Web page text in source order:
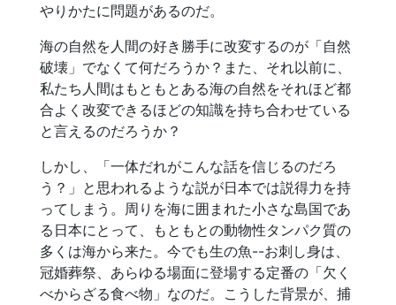
やりかたに問題があるのだ。
海の自然を人間の好き勝手に改変するのが「自然
破壊」でなくて何だろうか？また、それ以前に、
私たち人間はもともとある海の自然をそれほど都
合よく改変できるほどの知識を持ち合わせている
と言えるのだろうか？
しかし、「一体だれがこんな話を信じるのだろ
う？」と思われるような説が日本では説得力を持
ってしまう。周りを海に囲まれた小さな島国であ
る日本にとって、もともとの動物性タンパク質の
多くは海から来た。今でも生の魚--お刺し身は、
冠婚葬祭、あらゆる場面に登場する定番の「欠く
べからざる食べ物」なのだ。こうした背景が、捕